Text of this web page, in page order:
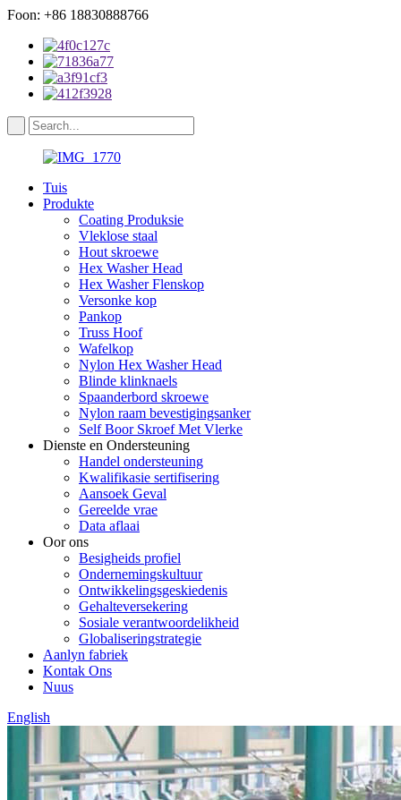
Foon: +86 18830888766
Tuis
Produkte
Coating Produksie
Vleklose staal
Hout skroewe
Hex Washer Head
Hex Washer Flenskop
Versonke kop
Pankop
Truss Hoof
Wafelkop
Nylon Hex Washer Head
Blinde klinknaels
Spaanderbord skroewe
Nylon raam bevestigingsanker
Self Boor Skroef Met Vlerke
Dienste en Ondersteuning
Handel ondersteuning
Kwalifikasie sertifisering
Aansoek Geval
Gereelde vrae
Data aflaai
Oor ons
Besigheids profiel
Ondernemingskultuur
Ontwikkelingsgeskiedenis
Gehalteversekering
Sosiale verantwoordelikheid
Globaliseringstrategie
Aanlyn fabriek
Kontak Ons
Nuus
English